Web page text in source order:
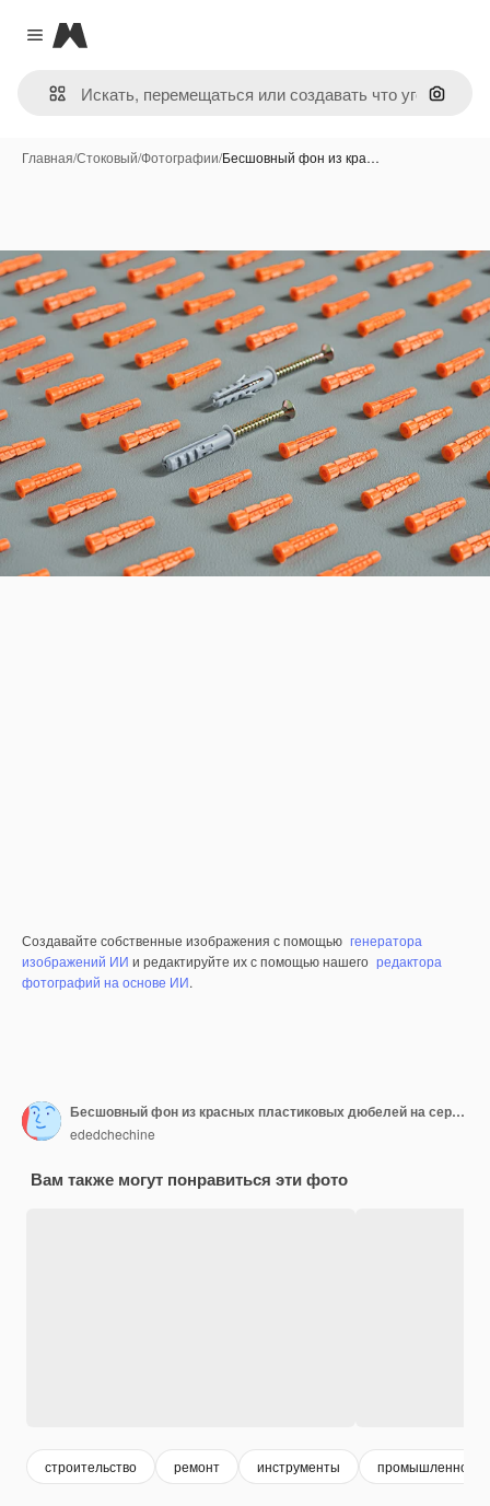
Close menu
Magnific
Поиск
Главная/Стоковый/Фотографии/Бесшовный фон из кра…
Создавайте собственные изображения с помощью генератора
изображений ИИ и редактируйте их с помощью нашего редактора
фотографий на основе ИИ.
Бесшовный фон из красных пластиковых дюбелей на сером
ededchechine
Вам также могут понравиться эти фото
строительство ремонт инструменты промышленное